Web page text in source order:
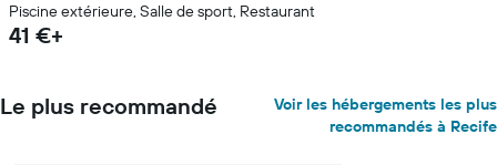
Piscine extérieure, Salle de sport, Restaurant
41 €+
Le plus recommandé
Voir les hébergements les plus
recommandés à Recife